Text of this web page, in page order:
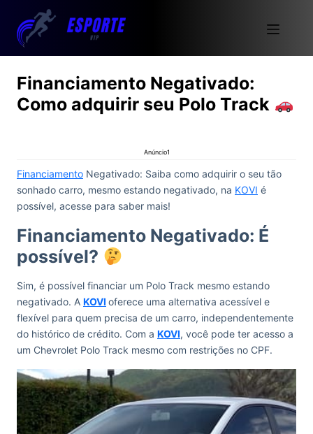
Financiamento Negativado:
Como adquirir seu Polo Track
Anúncio1
Financiamento Negativado: Saiba como adquirir o seu tão
sonhado carro, mesmo estando negativado, na KOVI é
possível, acesse para saber mais!
Financiamento Negativado: É
possível?
Sim, é possível financiar um Polo Track mesmo estando
negativado. A KOVI oferece uma alternativa acessível e
flexível para quem precisa de um carro, independentemente
do histórico de crédito. Com a KOVI, você pode ter acesso a
um Chevrolet Polo Track mesmo com restrições no CPF.